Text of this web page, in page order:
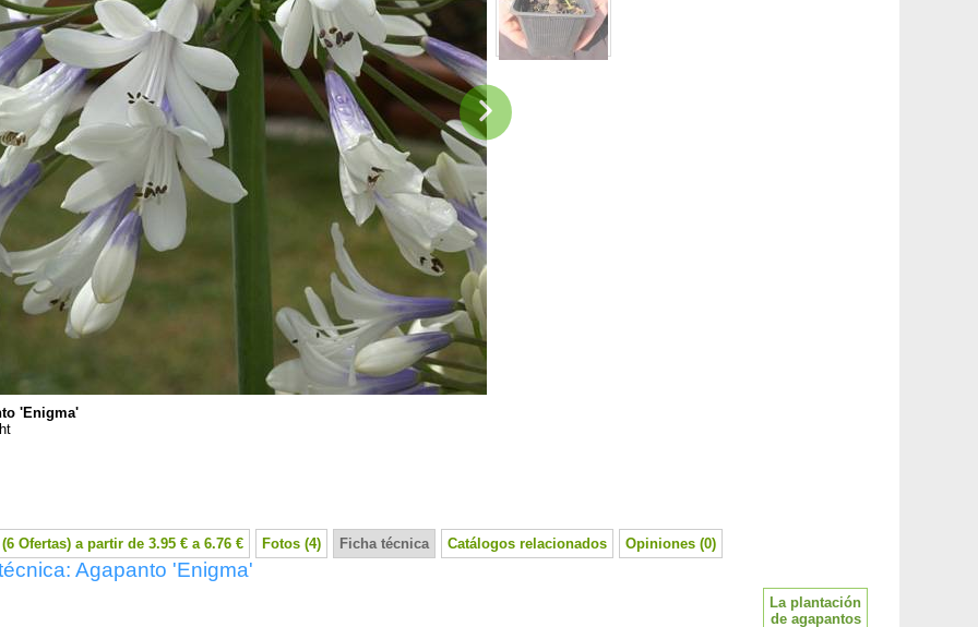
'Enigma'
Ofertas) a partir de 3.95 € a 6.76 € Fotos (4) Ficha técnica Catálogos relacionados Opiniones (0)
Agapanto 'Enigma'
La plantación
de agapantos